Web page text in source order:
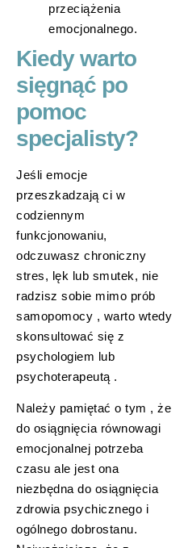
przeciążenia
emocjonalnego.
Kiedy warto
sięgnąć po
pomoc
specjalisty?
Jeśli emocje
przeszkadzają ci w
codziennym
funkcjonowaniu,
odczuwasz chroniczny
stres, lęk lub smutek, nie
radzisz sobie mimo prób
samopomocy , warto wtedy
skonsultować się z
psychologiem lub
psychoterapeutą .
Należy pamiętać o tym , że
do osiągnięcia równowagi
emocjonalnej potrzeba
czasu ale jest ona
niezbędna do osiągnięcia
zdrowia psychicznego i
ogólnego dobrostanu.